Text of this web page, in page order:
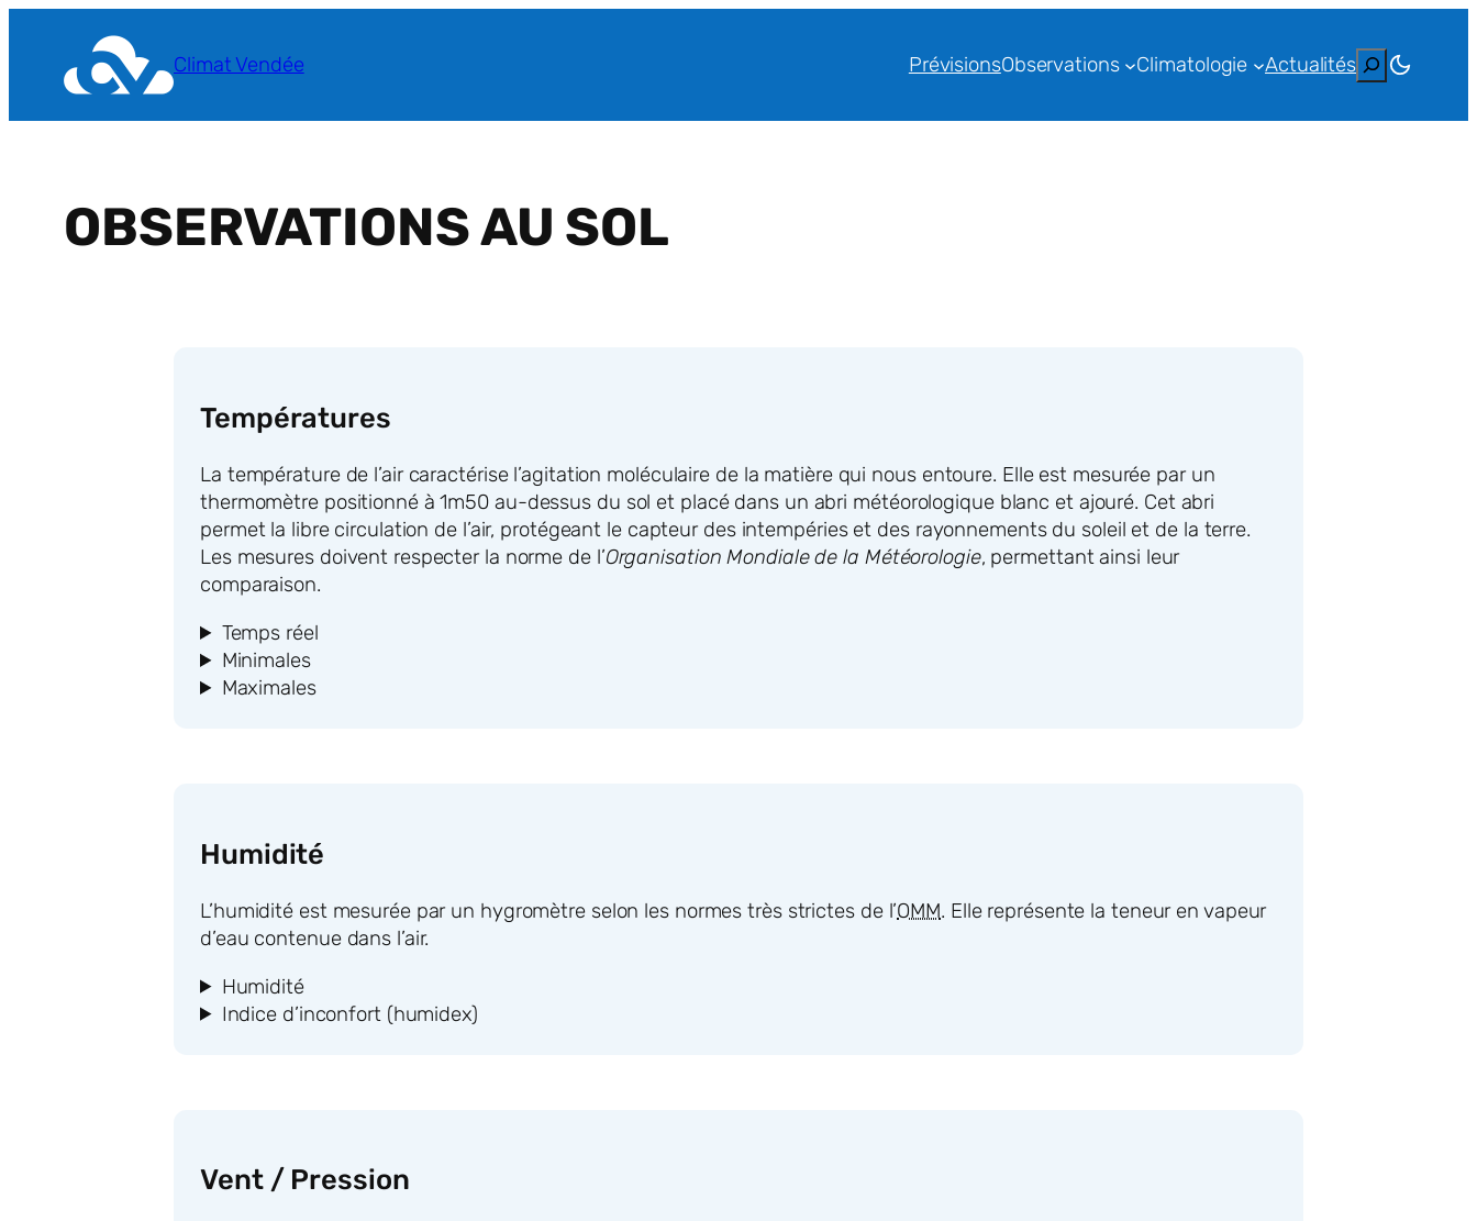
contenu
Climat Vendée PrévisionsObservations Climatologie Actualités Rechercher
OBSERVATIONS AU SOL
Températures
La température de l’air caractérise l’agitation moléculaire de la matière qui nous entoure. Elle est mesurée par un
thermomètre positionné à 1m50 au-dessus du sol et placé dans un abri météorologique blanc et ajouré. Cet abri
permet la libre circulation de l’air, protégeant le capteur des intempéries et des rayonnements du soleil et de la terre.
Les mesures doivent respecter la norme de l’Organisation Mondiale de la Météorologie, permettant ainsi leur
comparaison.
Temps réel
Minimales
Maximales
Humidité
L’humidité est mesurée par un hygromètre selon les normes très strictes de l’OMM. Elle représente la teneur en vapeur
d’eau contenue dans l’air.
Humidité
Indice d’inconfort (humidex)
Vent / Pression